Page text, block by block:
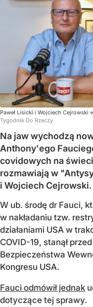
Paweł Lisicki i Wojciech
Tygodnik Do Rzeczy
Na jaw wychodzą
Anthony'ego
covidowych na
rozmawiają w
i Wojciech Cejrowski.
W ub. środę dr Fauci,
w nakładaniu tzw.
działaniami USA w
COVID-19, stanął
Bezpieczeństwa
Kongresu USA.
Fauci odmówił jednak
dotyczące tej sprawy.